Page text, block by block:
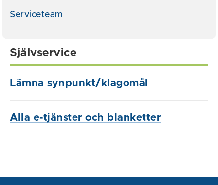
Serviceteam
Självservice
Lämna synpunkt/klagomål
Alla e-tjänster och blanketter